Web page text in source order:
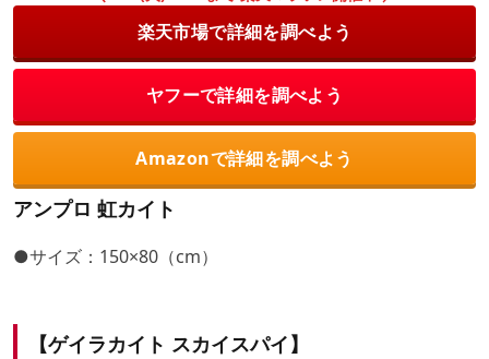
楽天市場で詳細を調べよう
ヤフーで詳細を調べよう
Amazonで詳細を調べよう
アンプロ 虹カイト
●サイズ：150×80（cm）
【ゲイラカイト スカイスパイ】